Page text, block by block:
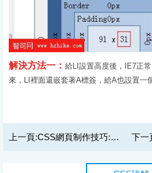
解決方法一： 給LI設置高度後，IE7正
來，LI裡面還嵌套著A標簽，給A也設置一
上一頁:CSS網頁制作技巧:ul的li高度不兼容問題 下一